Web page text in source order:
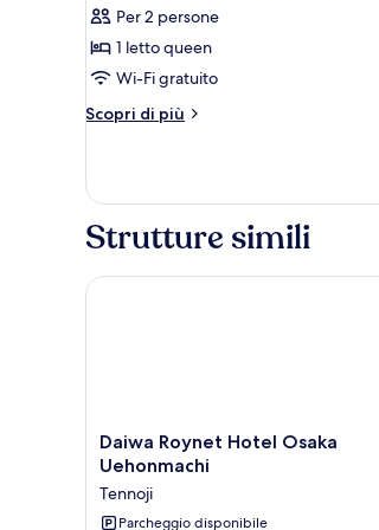
le
foto
per
Camera
letto
Per 2 persone
1 letto queen
Wi-Fi gratuito
Scopri di più
Altri
Executive,
letto
Strutture simili
Daiwa
Roynet
Osaka
Uehonmachi
Daiwa Roynet Hotel Osaka
Uehonmachi
Tennoji
Parcheggio disponibile
Daiwa Roynet Hotel Osaka